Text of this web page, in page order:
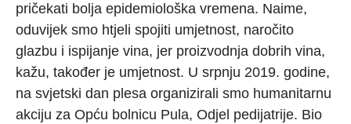
pričekati bolja epidemiološka vremena. Naime,
oduvijek smo htjeli spojiti umjetnost, naročito
glazbu i ispijanje vina, jer proizvodnja dobrih vina,
kažu, također je umjetnost. U srpnju 2019. godine,
na svjetski dan plesa organizirali smo humanitarnu
akciju za Opću bolnicu Pula, Odjel pedijatrije. Bio